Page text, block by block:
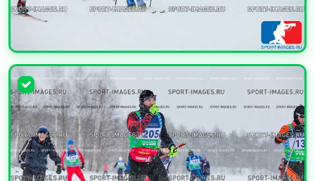
УВЕЛИЧИТЬ